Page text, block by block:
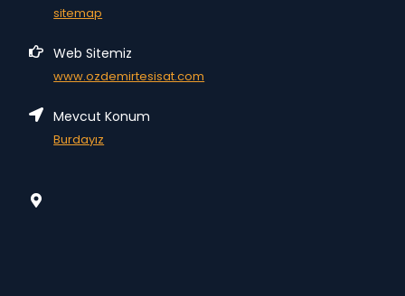
sitemap
Web Sitemiz
www.ozdemirtesisat.com
Mevcut Konum
Burdayız